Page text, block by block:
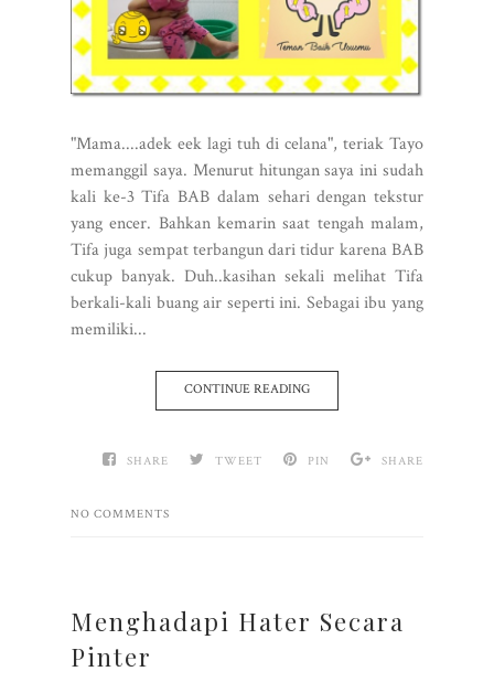
"Mama....adek eek lagi tuh di celana", teriak Tayo
memanggil saya. Menurut hitungan saya ini sudah
kali ke-3 Tifa BAB dalam sehari dengan tekstur
yang encer. Bahkan kemarin saat tengah malam,
Tifa juga sempat terbangun dari tidur karena BAB
cukup banyak. Duh..kasihan sekali melihat Tifa
berkali-kali buang air seperti ini. Sebagai ibu yang
memiliki...
CONTINUE READING
SHARE TWEET PIN SHARE
NO COMMENTS
Menghadapi Hater Secara
Pinter